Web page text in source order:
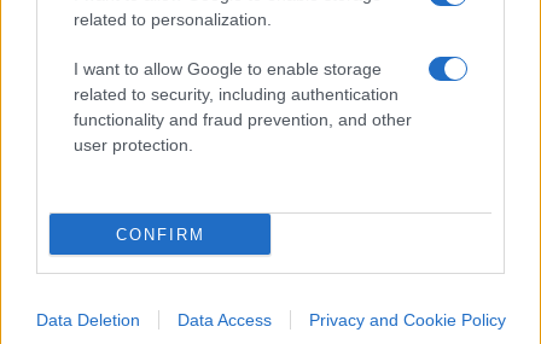
related to personalization.
I want to allow Google to enable storage
related to security, including authentication
functionality and fraud prevention, and other
user protection.
CONFIRM
Data Deletion Data Access Privacy and Cookie Policy
ribalta il rapporto di forze.
LEZIONE PROPEDEUTICA
Non è detto che la causa approdi a una condanna.
un’altra: ricordare che la libertà di stampa non
coincide con la licenza di calunnia, e che la
potere, compreso quello di chi impugna una